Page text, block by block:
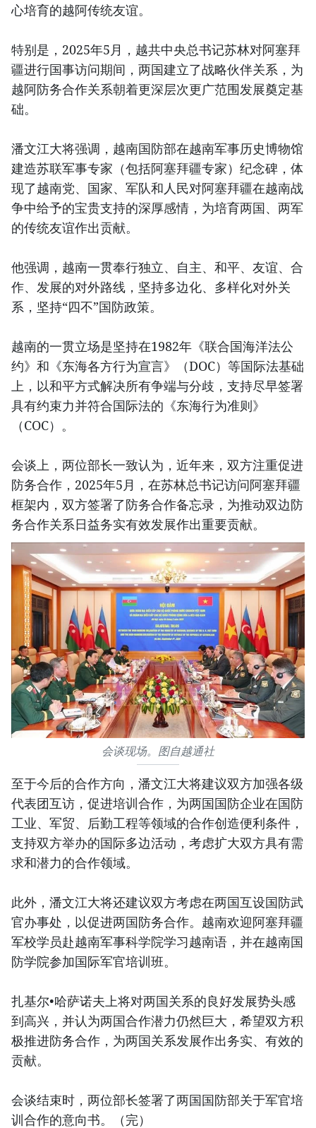
心培育的越阿传统友谊。
特别是，2025年5月，越共中央总书记苏林对阿塞拜
疆进行国事访问期间，两国建立了战略伙伴关系，为
越阿防务合作关系朝着更深层次更广范围发展奠定基
础。
潘文江大将强调，越南国防部在越南军事历史博物馆
建造苏联军事专家（包括阿塞拜疆专家）纪念碑，体
现了越南党、国家、军队和人民对阿塞拜疆在越南战
争中给予的宝贵支持的深厚感情，为培育两国、两军
的传统友谊作出贡献。
他强调，越南一贯奉行独立、自主、和平、友谊、合
作、发展的对外路线，坚持多边化、多样化对外关
系，坚持“四不”国防政策。
越南的一贯立场是坚持在1982年《联合国海洋法公
约》和《东海各方行为宣言》（DOC）等国际法基础
上，以和平方式解决所有争端与分歧，支持尽早签署
具有约束力并符合国际法的《东海行为准则》
（COC）。
会谈上，两位部长一致认为，近年来，双方注重促进
防务合作，2025年5月，在苏林总书记访问阿塞拜疆
框架内，双方签署了防务合作备忘录，为推动双边防
务合作关系日益务实有效发展作出重要贡献。
会谈现场。图自越通社
至于今后的合作方向，潘文江大将建议双方加强各级
代表团互访，促进培训合作，为两国国防企业在国防
工业、军贸、后勤工程等领域的合作创造便利条件，
支持双方举办的国际多边活动，考虑扩大双方具有需
求和潜力的合作领域。
此外，潘文江大将还建议双方考虑在两国互设国防武
官办事处，以促进两国防务合作。越南欢迎阿塞拜疆
军校学员赴越南军事科学院学习越南语，并在越南国
防学院参加国际军官培训班。
扎基尔•哈萨诺夫上将对两国关系的良好发展势头感
到高兴，并认为两国合作潜力仍然巨大，希望双方积
极推进防务合作，为两国关系发展作出务实、有效的
贡献。
会谈结束时，两位部长签署了两国国防部关于军官培
训合作的意向书。（完）